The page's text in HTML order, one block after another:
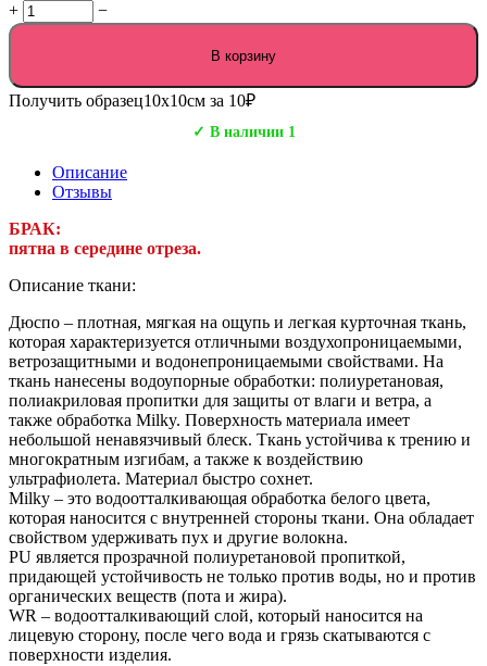
+
−
В корзину
Получить образец10х10см за 10₽
✓ В наличии 1
Описание
Отзывы
БРАК:
пятна в середине отреза.
Описание ткани:
Дюспо – плотная, мягкая на ощупь и легкая курточная ткань,
которая характеризуется отличными воздухопроницаемыми,
ветрозащитными и водонепроницаемыми свойствами. На
ткань нанесены водоупорные обработки: полиуретановая,
полиакриловая пропитки для защиты от влаги и ветра, а
также обработка Milky. Поверхность материала имеет
небольшой ненавязчивый блеск. Ткань устойчива к трению и
многократным изгибам, а также к воздействию
ультрафиолета. Материал быстро сохнет.
Milky – это водоотталкивающая обработка белого цвета,
которая наносится с внутренней стороны ткани. Она обладает
свойством удерживать пух и другие волокна.
PU является прозрачной полиуретановой пропиткой,
придающей устойчивость не только против воды, но и против
органических веществ (пота и жира).
WR – водоотталкивающий слой, который наносится на
лицевую сторону, после чего вода и грязь скатываются с
поверхности изделия.